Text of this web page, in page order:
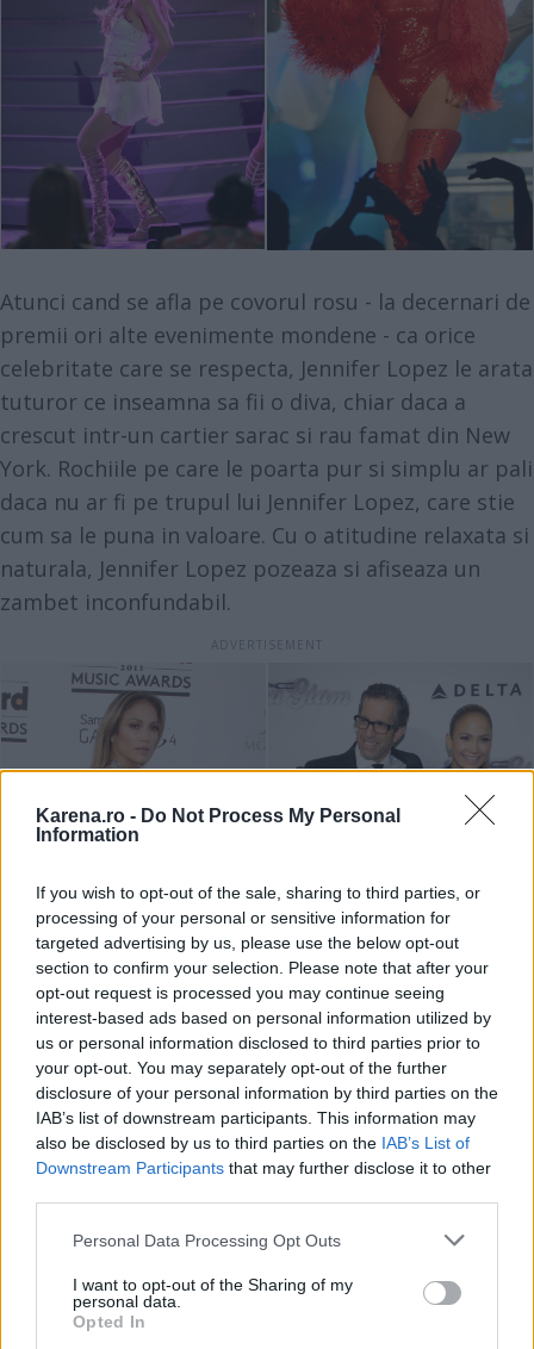
Karena.ro - Do Not Process My Personal
Information
If you wish to opt-out of the sale, sharing to third parties, or
processing of your personal or sensitive information for
targeted advertising by us, please use the below opt-out
section to confirm your selection. Please note that after your
opt-out request is processed you may continue seeing
interest-based ads based on personal information utilized by
us or personal information disclosed to third parties prior to
your opt-out. You may separately opt-out of the further
disclosure of your personal information by third parties on the
IAB’s list of downstream participants. This information may
also be disclosed by us to third parties on the IAB’s List of
Downstream Participants that may further disclose it to other
Please note that this website/app uses one or more Google
not limited to your visit or usage behaviour. You may click to
grant or deny consent to Google and its third-party tags to
use your data for below specified purposes in below Google
Personal Data Processing Opt Outs
I want to opt-out of the Sharing of my
personal data.
Opted In
Atunci cand se afla pe covorul rosu - la decernari de
premii ori alte evenimente mondene - ca orice
celebritate care se respecta, Jennifer Lopez le arata
tuturor ce inseamna sa fii o diva, chiar daca a
crescut intr-un cartier sarac si rau famat din New
York. Rochiile pe care le poarta pur si simplu ar pali
daca nu ar fi pe trupul lui Jennifer Lopez, care stie
cum sa le puna in valoare. Cu o atitudine relaxata si
naturala, Jennifer Lopez pozeaza si afiseaza un
zambet inconfundabil.